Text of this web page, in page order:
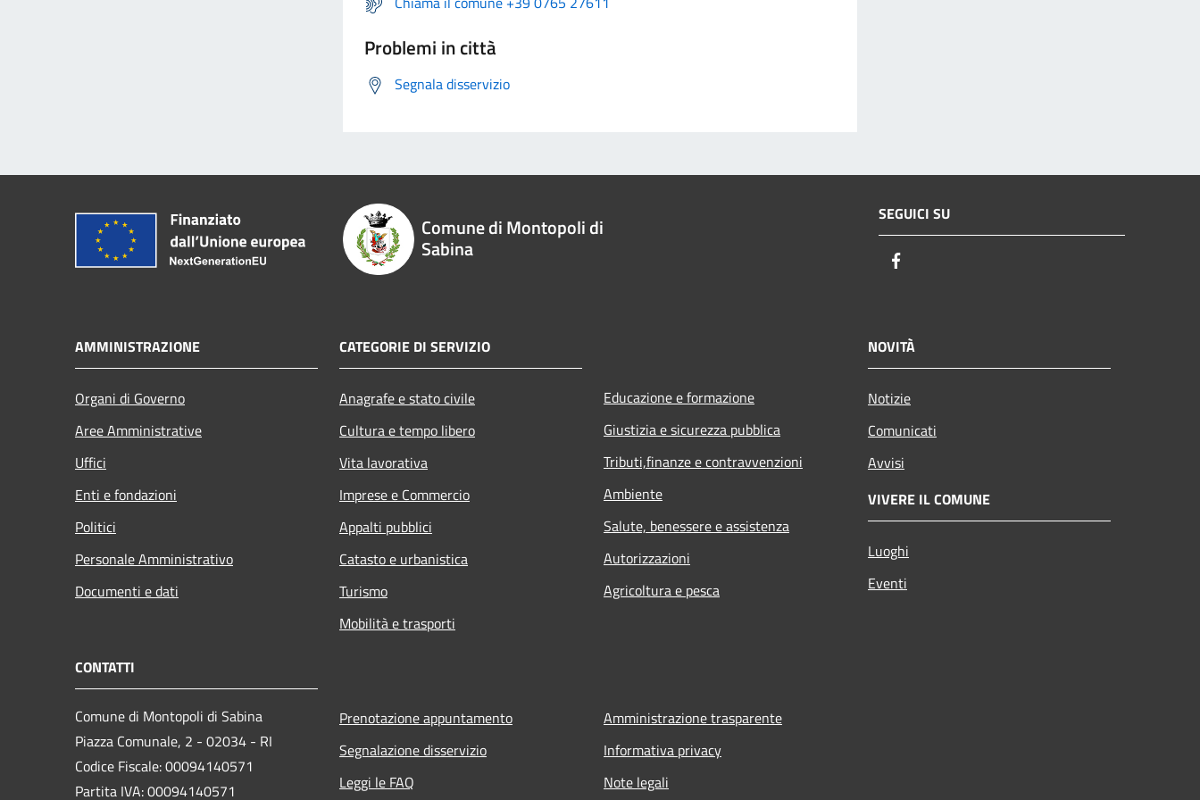
Problemi in città
Segnala disservizio
Comune di Montopoli di
Sabina
SEGUICI SU
AMMINISTRAZIONE
Organi di Governo
Aree Amministrative
Uffici
Enti e fondazioni
Politici
Personale Amministrativo
Documenti e dati
CATEGORIE DI SERVIZIO
Anagrafe e stato civile
Cultura e tempo libero
Vita lavorativa
Imprese e Commercio
Appalti pubblici
Catasto e urbanistica
Turismo
Mobilità e trasporti
Educazione e formazione
Giustizia e sicurezza pubblica
Tributi,finanze e contravvenzioni
Ambiente
Salute, benessere e assistenza
Autorizzazioni
Agricoltura e pesca
NOVITÀ
Notizie
Comunicati
Avvisi
VIVERE IL COMUNE
Luoghi
Eventi
CONTATTI
Comune di Montopoli di Sabina
Piazza Comunale, 2 - 02034 - RI
Codice Fiscale: 00094140571
Partita IVA: 00094140571
Prenotazione appuntamento
Segnalazione disservizio
Leggi le FAQ
Amministrazione trasparente
Informativa privacy
Note legali